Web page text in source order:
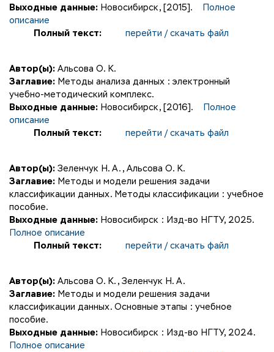
Выходные данные: Новосибирск, [2015].
Полное
описание
Полный текст:
перейти / скачать файл
Автор(ы): Альсова О. К.
Заглавие: Методы анализа данных : электронный
учебно-методический комплекс.
Выходные данные: Новосибирск, [2016].
Полное
описание
Полный текст:
перейти / скачать файл
Автор(ы): Зеленчук Н. А. , Альсова О. К.
Заглавие: Методы и модели решения задачи
классификации данных. Методы классификации : учебное
пособие.
Выходные данные: Новосибирск : Изд-во НГТУ, 2025.
Полное описание
Полный текст:
перейти / скачать файл
Автор(ы): Альсова О. К. , Зеленчук Н. А.
Заглавие: Методы и модели решения задачи
классификации данных. Основные этапы : учебное
пособие.
Выходные данные: Новосибирск : Изд-во НГТУ, 2024.
Полное описание